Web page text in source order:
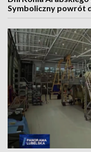
Symboliczny powrót